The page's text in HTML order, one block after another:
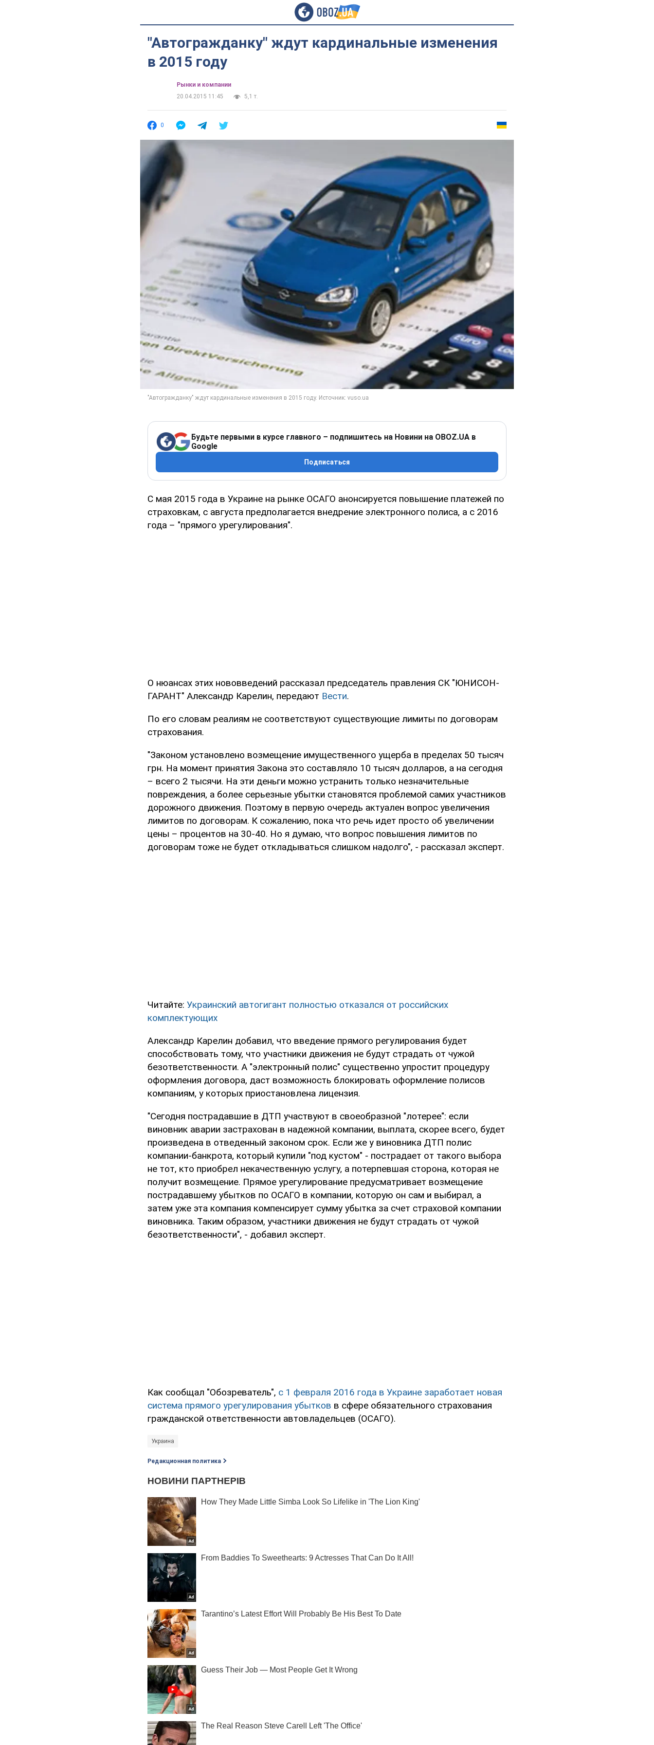
"Автогражданку" ждут кардинальные изменения
в 2015 году
Рынки и компании
20.04.2015 11:45
5,1 т.
0
Будьте первыми в курсе главного – подпишитесь на Новини на OBOZ.UA в
Google
Подписаться
С мая 2015 года в Украине на рынке ОСАГО анонсируется повышение платежей по
страховкам, с августа предполагается внедрение электронного полиса, а с 2016
года – "прямого урегулирования".
О нюансах этих нововведений рассказал председатель правления СК "ЮНИСОН-
ГАРАНТ" Александр Карелин, передают Вести.
По его словам реалиям не соответствуют существующие лимиты по договорам
страхования.
"Законом установлено возмещение имущественного ущерба в пределах 50 тысяч
грн. На момент принятия Закона это составляло 10 тысяч долларов, а на сегодня
– всего 2 тысячи. На эти деньги можно устранить только незначительные
повреждения, а более серьезные убытки становятся проблемой самих участников
дорожного движения. Поэтому в первую очередь актуален вопрос увеличения
лимитов по договорам. К сожалению, пока что речь идет просто об увеличении
цены – процентов на 30-40. Но я думаю, что вопрос повышения лимитов по
договорам тоже не будет откладываться слишком надолго", - рассказал эксперт.
Читайте: Украинский автогигант полностью отказался от российских
комплектующих
Александр Карелин добавил, что введение прямого регулирования будет
способствовать тому, что участники движения не будут страдать от чужой
безответственности. А "электронный полис" существенно упростит процедуру
оформления договора, даст возможность блокировать оформление полисов
компаниям, у которых приостановлена лицензия.
"Сегодня пострадавшие в ДТП участвуют в своеобразной "лотерее": если
виновник аварии застрахован в надежной компании, выплата, скорее всего, будет
произведена в отведенный законом срок. Если же у виновника ДТП полис
компании-банкрота, который купили "под кустом" - пострадает от такого выбора
не тот, кто приобрел некачественную услугу, а потерпевшая сторона, которая не
получит возмещение. Прямое урегулирование предусматривает возмещение
пострадавшему убытков по ОСАГО в компании, которую он сам и выбирал, а
затем уже эта компания компенсирует сумму убытка за счет страховой компании
виновника. Таким образом, участники движения не будут страдать от чужой
безответственности", - добавил эксперт.
Как сообщал "Обозреватель", с 1 февраля 2016 года в Украине заработает новая
система прямого урегулирования убытков в сфере обязательного страхования
гражданской ответственности автовладельцев (ОСАГО).
Украина
Редакционная политика